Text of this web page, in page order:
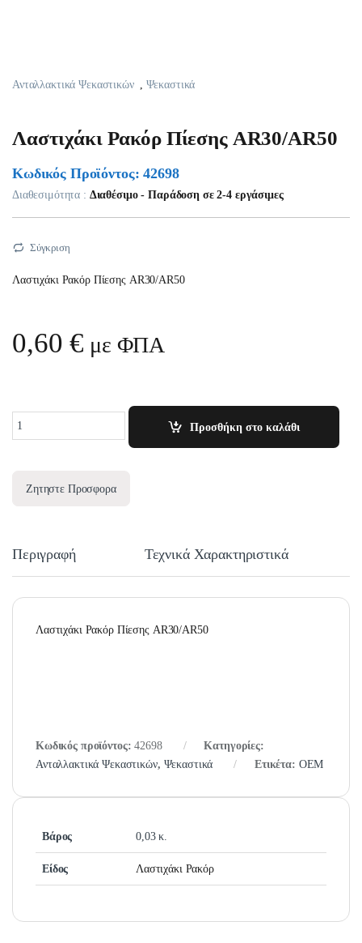
Ανταλλακτικά Ψεκαστικών Ψεκαστικά
Λαστιχάκι Ρακόρ Πίεσης AR30/AR50
Κωδικός Προϊόντος: 42698
Διαθεσιμότητα : Διαθέσιμο - Παράδοση σε 2-4 εργάσιμες
Σύγκριση
Λαστιχάκι Ρακόρ Πίεσης AR30/AR50
0,60€ με ΦΠΑ
Προσθήκη στο καλάθι
Ζητηστε Προσφορα
Περιγραφή Τεχνικά Χαρακτηριστικά
Λαστιχάκι Ρακόρ Πίεσης AR30/AR50
Κωδικός προϊόντος:42698
Κατηγορίες:
Ανταλλακτικά Ψεκαστικών, Ψεκαστικά Ετικέτα: OEM
Βάρος 0,03 κ.
Είδος Λαστιχάκι Ρακόρ